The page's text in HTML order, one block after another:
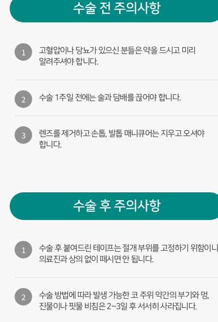
수술 전 주의사항
1
고혈압이나 당뇨가 있으신 분들은 약을 드시고 미리
알려주셔야 합니다.
2 수술 1주일 전에는 술과 담배를 끊어야 합니다.
3
렌즈를 제거하고 손톱, 발톱 매니큐어는 지우고 오셔야
합니다.
수술 후 주의사항
1
수술 후 붙여드린 테이프는 절개 부위를 고정하기 위함이니
의료진과 상의 없이 떼시면 안 됩니다.
2
수술 방법에 따라 발생 가능한 코 주위 약간의 부기와 멍,
진물이나 핏물 비침은 2~3일 후 서서히 사라집니다.